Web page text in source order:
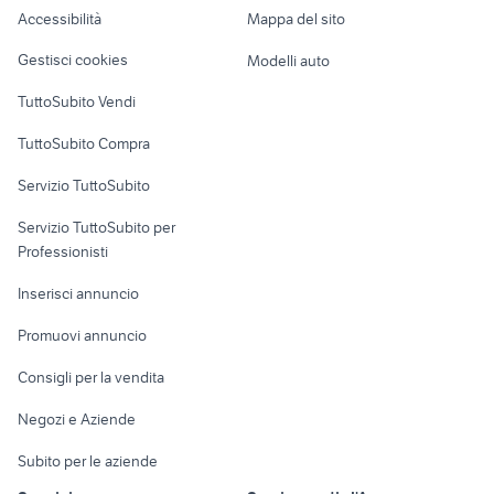
Loft, mansarde e
Informatica
Console e
Fotografia
Telefonia
Accessibilità
Gestisci cookies
TuttoSubito Vendi
TuttoSubito Compra
Servizio TuttoSubito
Servizio TuttoSubito per
Professionisti
Inserisci annuncio
Promuovi annuncio
Consigli per la vendita
Negozi e Aziende
Subito per le aziende
Mappa del sito
Modelli auto